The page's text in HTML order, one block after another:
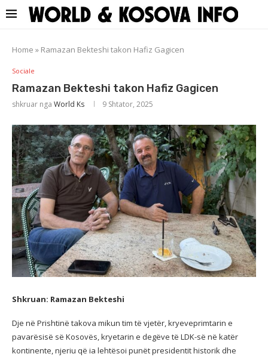
Home » Ramazan Bekteshi takon Hafiz Gagicen
Sociale
Ramazan Bekteshi takon Hafiz Gagicen
shkruar nga World Ks 9 Shtator, 2025
Shkruan: Ramazan Bekteshi
Dje në Prishtinë takova mikun tim të vjetër, kryeveprimtarin e
pavarësisë së Kosovës, kryetarin e degëve të LDK-së në katër
kontinente, njeriu që ia lehtësoi punët presidentit historik dhe